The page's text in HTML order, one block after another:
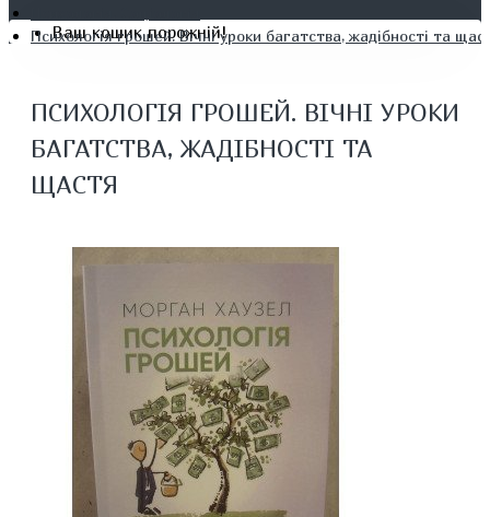
Ваш кошик порожній!
Психологія грошей. Вічні уроки багатства, жадібності та
ПСИХОЛОГІЯ ГРОШЕЙ. ВІЧНІ УРОКИ
БАГАТСТВА, ЖАДІБНОСТІ ТА
ЩАСТЯ